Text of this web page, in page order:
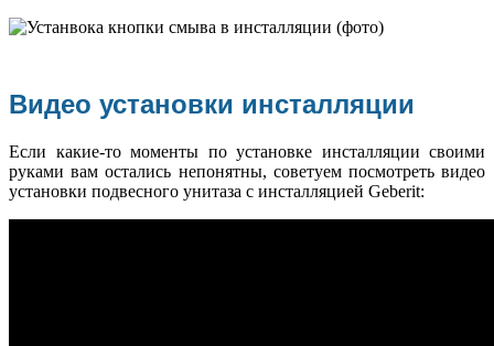
Видео установки инсталляции
Если какие-то моменты по установке инсталляции своими
руками вам остались непонятны, советуем посмотреть видео
установки подвесного унитаза с инсталляцией Geberit: